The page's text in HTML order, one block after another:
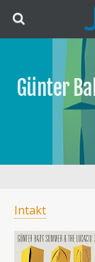
Günter
Intakt